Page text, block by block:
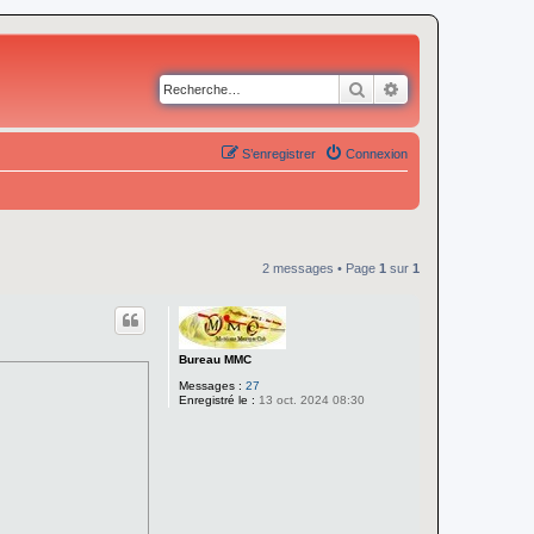
Rechercher
Connexion
S’enregistrer
2 messages • Page 1 sur 1
Bureau MMC
Messages : 27
Enregistré le : 13 oct. 2024 08:30